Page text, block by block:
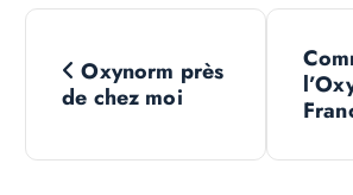
N
v
Oxynorm près
de chez moi